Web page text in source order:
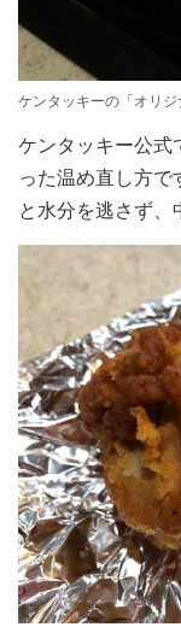
ケンタッキーの「オリ
ケンタッキー公式
った温め直し方
と水分を逃さず、